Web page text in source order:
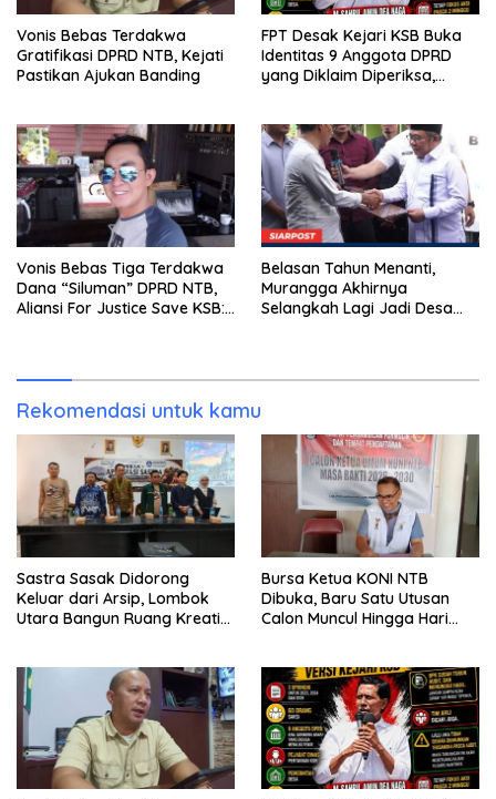
Vonis Bebas Terdakwa
Gratifikasi DPRD NTB, Kejati
Pastikan Ajukan Banding
FPT Desak Kejari KSB Buka
Identitas 9 Anggota DPRD
yang Diklaim Diperiksa,
Vonis Bebas Tiga Terdakwa
Dana “Siluman” DPRD NTB,
Aliansi For Justice Save KSB:
Belasan Tahun Menanti,
Murangga Akhirnya
Selangkah Lagi Jadi Desa
Rekomendasi untuk kamu
Sastra Sasak Didorong
Keluar dari Arsip, Lombok
Utara Bangun Ruang Kreatif
Bursa Ketua KONI NTB
Dibuka, Baru Satu Utusan
Calon Muncul Hingga Hari